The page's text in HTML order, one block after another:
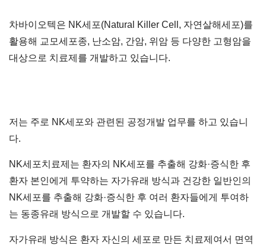
차바이오텍은 NK세포(Natural Killer Cell, 자연살해세포)를
활용해 교모세포종, 난소암, 간암, 위암 등 다양한 고형암을
대상으로 치료제를 개발하고 있습니다.
저는 주로 NK세포와 관련된 공정개발 업무를 하고 있습니
다.
NK세포치료제는 환자의 NK세포를 추출해 강화·증식한 후
환자 본인에게 투약하는 자가유래 방식과 건강한 일반인의
NK세포를 추출해 강화·증식한 후 여러 환자들에게 투여하
는 동종유래 방식으로 개발할 수 있습니다.
자가유래 방식은 환자 자신의 세포로 만든 치료제여서 면역